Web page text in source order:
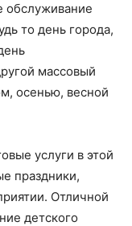
обслуживание
то день города,
массовый
осенью, весной
услуги в этой
праздники,
Отличной
детского